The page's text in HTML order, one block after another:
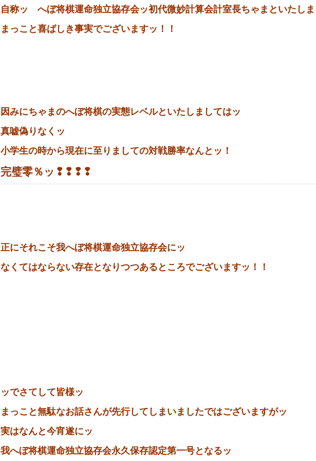
自称ッ へぼ将棋運命独立協存会ッ初代微妙計算会計室長ちゃまといたし
まっこと喜ばしき事実でございますッ！！
因みにちゃまのへぼ将棋の実態レベルといたしましてはッ
真嘘偽りなくッ
小学生の時から現在に至りましての対戦勝率なんとッ！
完璧零％ッ❢❢❢❢
正にそれこそ我へぼ将棋運命独立協存会にッ
なくてはならない存在となりつつあるところでございますッ！！
ッでさてして皆様ッ
まっこと無駄なお話さんが先行してしまいましたではございますがッ
実はなんと今宵遂にッ
我へぼ将棋運命独立協存会永久保存認定第一号となるッ